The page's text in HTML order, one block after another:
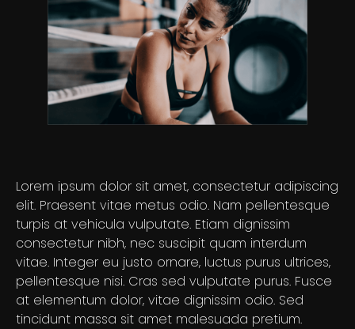
Lorem ipsum dolor sit amet, consectetur adipiscing
elit. Praesent vitae metus odio. Nam pellentesque
turpis at vehicula vulputate. Etiam dignissim
consectetur nibh, nec suscipit quam interdum
vitae. Integer eu justo ornare, luctus purus ultrices,
pellentesque nisi. Cras sed vulputate purus. Fusce
at elementum dolor, vitae dignissim odio. Sed
tincidunt massa sit amet malesuada pretium.